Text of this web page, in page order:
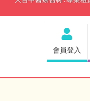
會員登入